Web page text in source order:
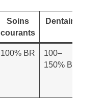
Soins
courants
Dentaire
100% BR
100–
150% BR